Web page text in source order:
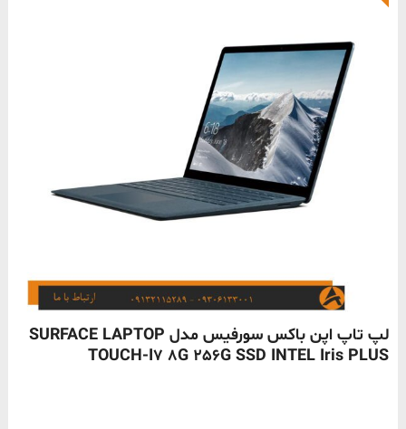
ناموجود
لپ تاپ اپن باکس سورفیس مدل SURFACE LAPTOP
TOUCH-I7 8G 256G SSD INTEL Iris PLUS